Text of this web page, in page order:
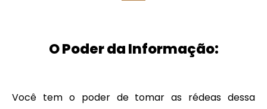
O Poder da Informação:
Você tem o poder de tomar as rédeas dessa